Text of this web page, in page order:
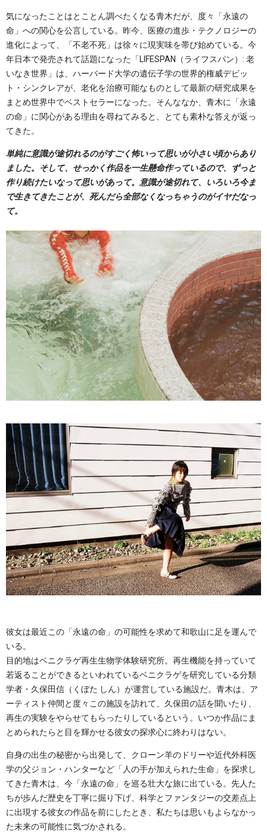
気になったことはとことん調べたくなる青木だが、度々「永遠の
命」への関心を公言している。昨今、医療の進歩・テクノロジーの
進化によって、「不老不死」は徐々に現実味を帯び始めている。今
年日本で発売されて話題になった「LIFESPAN（ライフスパン）: 老
いなき世界」は、ハーバード大学の遺伝子学の世界的権威デビッ
ト・シンクレアが、老化を治療可能なものとして最新の研究成果を
まとめ世界中でベストセラーになった。そんななか、青木に「永遠
の命」に関心がある理由を尋ねてみると、とても素朴な答えが返っ
てきた。
単純に意識が途切れるのがすごく怖いって思いが小さい頃からあり
ました。そして、せっかく作品を一生懸命作っているので、ずっと
作り続けたいなって思いがあって。意識が途切れて、いろいろ今ま
で生きてきたことが、死んだら全部なくなっちゃうのがイヤだなっ
て。
彼女は最近この「永遠の命」の可能性を求めて和歌山に足を運んで
いる。
目的地はベニクラゲ再生生物学体験研究所。再生機能を持っていて
若返ることができるといわれているベニクラゲを研究している分類
学者・久保田信（くぼた しん）が運営している施設だ。青木は、ア
ーティスト仲間と度々この施設を訪れて、久保田の話を聞いたり、
再生の実験をやらせてもらったりしているという。いつか作品にま
とめられたらと目を輝かせる彼女の探求心に終わりはない。
自身の出生の秘密から出発して、クローン羊のドリーや近代外科医
学の父ジョン・ハンターなど「人の手が加えられた生命」を探求し
てきた青木は、今「永遠の命」を巡る壮大な旅に出ている。先人た
ちが歩んだ歴史を丁寧に掘り下げ、科学とファンタジーの交差点上
に出現する彼女の作品を前にしたとき、私たちは思いもよらなかっ
た未来の可能性に気づかされる。